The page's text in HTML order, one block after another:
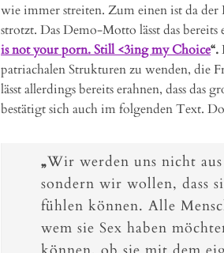
wie immer streiten. Zum einen ist da
strotzt. Das Demo-Motto lässt das bereits
is not your porn. Still <3ing my Choice“.
patriachalen Strukturen zu wenden, die
lässt allerdings bereits erahnen, dass
bestätigt sich auch im folgenden Text.
„Wir werden uns nicht
sondern wir wollen, dass
fühlen können. Alle
wem sie Sex haben